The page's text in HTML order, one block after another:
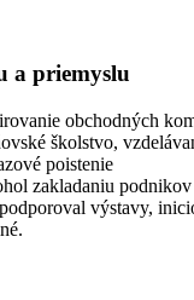
a priemyslu
obchodných
školstvo,
poistenie
zakladaniu
výstavy,